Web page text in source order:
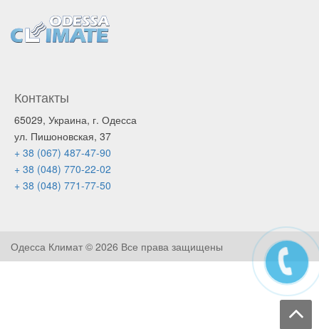
Контакты
65029, Украина, г. Одесса
ул. Пишоновская, 37
+ 38 (067) 487-47-90
+ 38 (048) 770-22-02
+ 38 (048) 771-77-50
Одесса Климат © 2026 Все права защищены